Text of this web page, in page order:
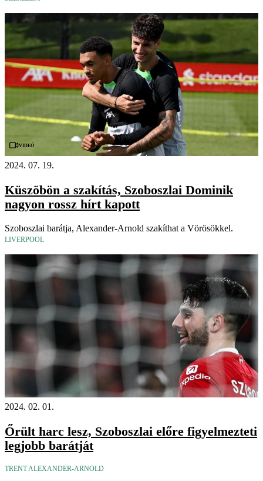
Videó
2024. 07. 19.
Küszöbön a szakítás, Szoboszlai Dominik
nagyon rossz hírt kapott
Szoboszlai barátja, Alexander-Arnold szakíthat a Vörösökkel.
LIVERPOOL
2024. 02. 01.
Őrült harc lesz, Szoboszlai előre figyelmezteti
legjobb barátját
TRENT ALEXANDER-ARNOLD